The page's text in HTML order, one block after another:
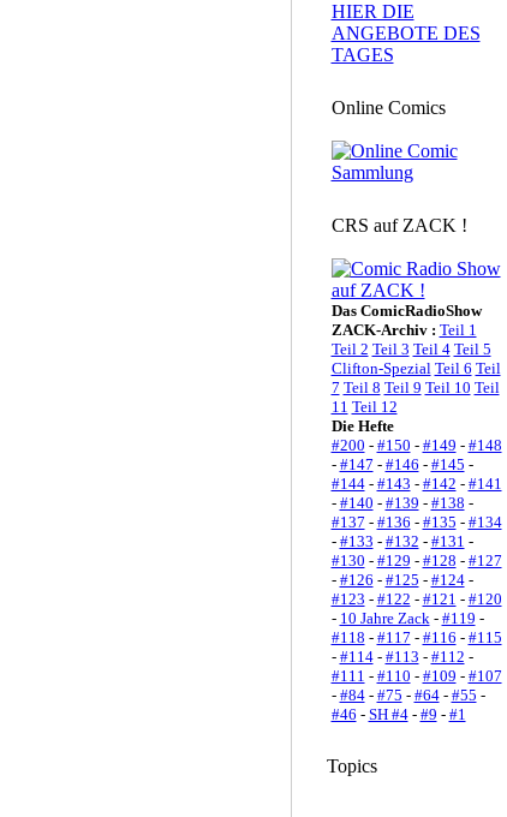
HIER DIE
ANGEBOTE DES
TAGES
Online Comics
CRS auf ZACK !
Das ComicRadioShow
ZACK-Archiv : Teil 1
Teil 2 Teil 3 Teil 4 Teil 5
Clifton-Spezial Teil 6 Teil
7 Teil 8 Teil 9 Teil 10 Teil
11 Teil 12
Die Hefte
#200 - #150 - #149 - #148
- #147 - #146 - #145 -
#144- #143 - #142 - #141
- #140 - #139 - #138 -
#137 - #136 - #135 - #134
- #133 - #132 - #131 -
#130 - #129 - #128 - #127
- #126 - #125 - #124-
#123 - #122 - #121 - #120
- 10 Jahre Zack- #119 -
#118 - #117 - #116 - #115
- #114- #113 - #112 -
#111 - #110 - #109 - #107
- #84- #75 - #64- #55 -
#46 - SH #4- #9 - #1
Topics